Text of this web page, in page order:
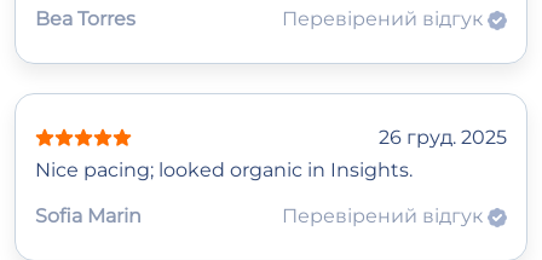
Bea Torres
Перевірений відгук
26 груд. 2025
Nice pacing; looked organic in Insights.
Sofia Marin
Перевірений відгук